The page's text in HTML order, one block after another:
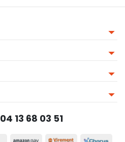
04 13 68 03 51